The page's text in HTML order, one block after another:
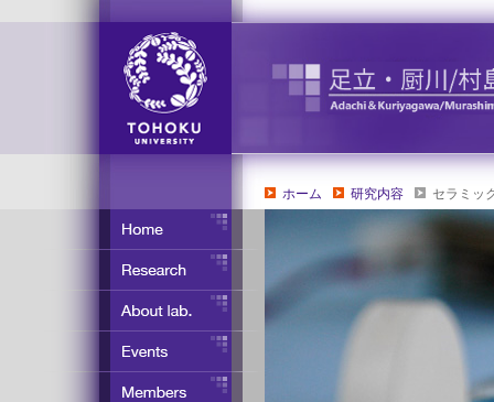
ホーム 研究内容 セラミッ